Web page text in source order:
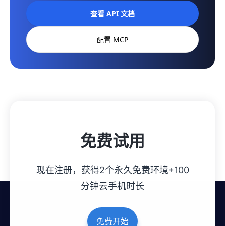
查看 API 文档
配置 MCP
免费试用
现在注册，获得2个永久免费环境+100
分钟云手机时长
免费开始